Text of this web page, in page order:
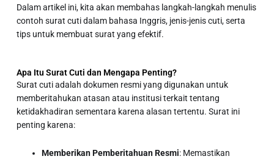
Dalam artikel ini, kita akan membahas langkah-langkah menulis
contoh surat cuti dalam bahasa Inggris, jenis-jenis cuti, serta
tips untuk membuat surat yang efektif.
Apa Itu Surat Cuti dan Mengapa Penting?
Surat cuti adalah dokumen resmi yang digunakan untuk
memberitahukan atasan atau institusi terkait tentang
ketidakhadiran sementara karena alasan tertentu. Surat ini
penting karena:
Memberikan Pemberitahuan Resmi: Memastikan